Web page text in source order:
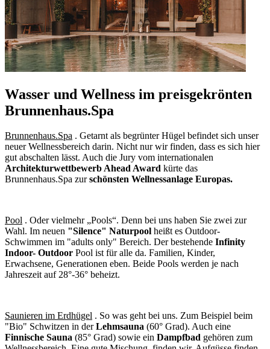
Wasser und Wellness im preisgekrönten
Brunnenhaus.Spa
Brunnenhaus.Spa . Getarnt als begrünter Hügel befindet sich unser
neuer Wellnessbereich darin. Nicht nur wir finden, dass es sich hier
gut abschalten lässt. Auch die Jury vom internationalen
Architekturwettbewerb Ahead Award kürte das
Brunnenhaus.Spa zurschönsten Wellnessanlage Europas.
Pool . Oder vielmehr „Pools“. Denn bei uns haben Sie zwei zur
Wahl. Im neuen "Silence" Naturpool heißt es Outdoor-
Schwimmen im "adults only" Bereich. Der bestehende Infinity
Indoor- Outdoor Pool ist für alle da. Familien, Kinder,
Erwachsene, Generationen eben. Beide Pools werden je nach
Jahreszeit auf 28°-36° beheizt.
Saunieren im Erdhügel . So was geht bei uns. Zum Beispiel beim
"Bio" Schwitzen in derLehmsauna (60° Grad). Auch eine
Finnische Sauna (85° Grad) sowie ein Dampfbad gehören zum